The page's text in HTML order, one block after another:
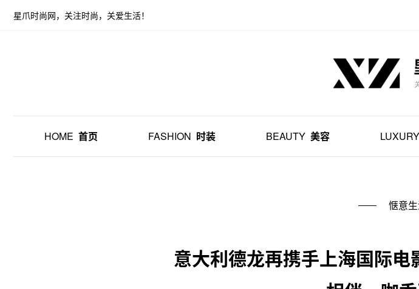
星爪时尚网，关注时尚，关爱生活！
HOME 首页 FASHION 时装 BEAUTY 美容 LUXURY
惬意
意大利德龙再携手上海国际